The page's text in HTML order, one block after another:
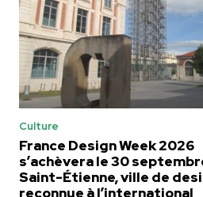
Culture
France Design Week 2026
s’achèvera le 30
Saint-Étienne, ville de
reconnue à l’international